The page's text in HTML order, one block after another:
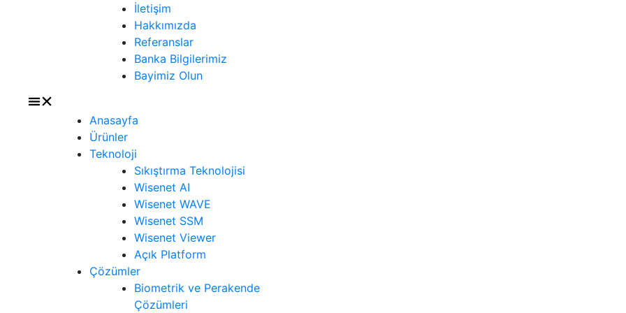
İletişim
Hakkımızda
Referanslar
Banka Bilgilerimiz
Bayimiz Olun
Anasayfa
Ürünler
Teknoloji
Sıkıştırma Teknolojisi
Wisenet AI
Wisenet WAVE
Wisenet SSM
Wisenet Viewer
Açık Platform
Çözümler
Biometrik ve Perakende
Çözümleri